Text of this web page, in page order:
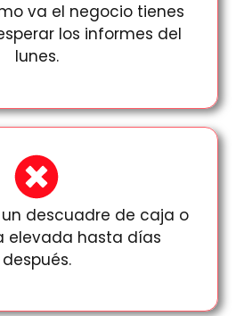
va el negocio tienes
los informes del
lunes.
descuadre de caja o
elevada hasta días
después.